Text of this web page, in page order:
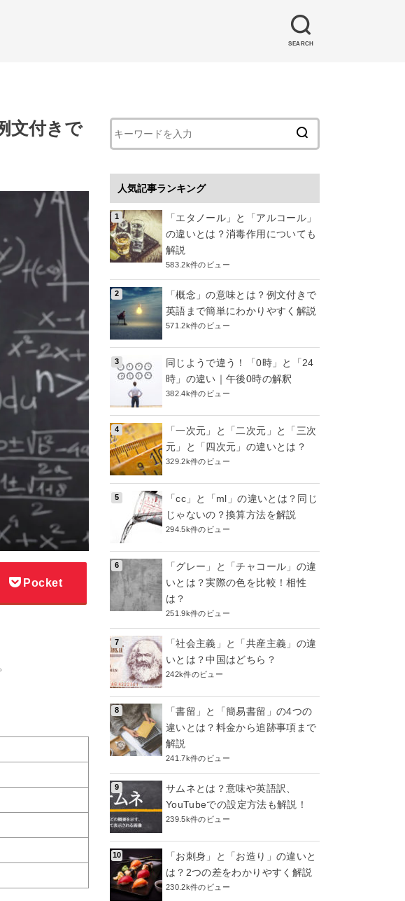
SEARCH
文付きで
Pocket
人気記事ランキング
「エタノール」と「アルコール」
の違いとは？消毒作用についても
解説
583.2k件のビュー
「概念」の意味とは？例文付きで
英語まで簡単にわかりやすく解説
571.2k件のビュー
同じようで違う！「0時」と「24
時」の違い｜午後0時の解釈
382.4k件のビュー
「一次元」と「二次元」と「三次
元」と「四次元」の違いとは？
329.2k件のビュー
「cc」と「ml」の違いとは？同じ
じゃないの？換算方法を解説
294.5k件のビュー
「グレー」と「チャコール」の違
いとは？実際の色を比較！相性
は？
251.9k件のビュー
「社会主義」と「共産主義」の違
いとは？中国はどちら？
242k件のビュー
「書留」と「簡易書留」の4つの
違いとは？料金から追跡事項まで
解説
241.7k件のビュー
サムネとは？意味や英語訳、
YouTubeでの設定方法も解説！
239.5k件のビュー
「お刺身」と「お造り」の違いと
は？2つの差をわかりやすく解説
230.2k件のビュー